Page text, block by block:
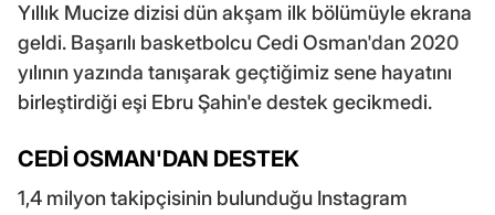
Yıllık Mucize dizisi dün akşam ilk bölümüyle ekrana
geldi. Başarılı basketbolcu Cedi Osman'dan 2020
yılının yazında tanışarak geçtiğimiz sene hayatını
birleştirdiği eşi Ebru Şahin'e destek gecikmedi.
CEDİ OSMAN'DAN DESTEK
1,4 milyon takipçisinin bulunduğu Instagram